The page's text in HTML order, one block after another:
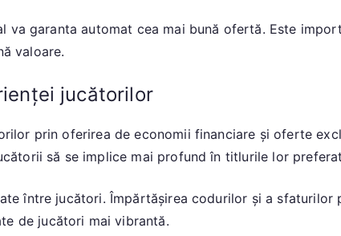
garanta automat cea mai bună ofertă. Este
valoare.
jucătorilor
prin oferirea de economii financiare și oferte
să se implice mai profund în titlurile lor
între jucători. Împărtășirea codurilor și a sfaturilor
de jucători mai vibrantă.